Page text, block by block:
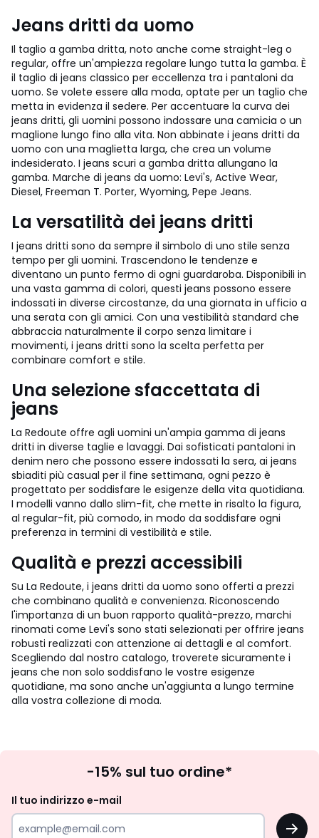
Jeans dritti da uomo
Il taglio a gamba dritta, noto anche come straight-leg o
regular, offre un'ampiezza regolare lungo tutta la gamba. È
il taglio di jeans classico per eccellenza tra i pantaloni da
uomo. Se volete essere alla moda, optate per un taglio che
metta in evidenza il sedere. Per accentuare la curva dei
jeans dritti, gli uomini possono indossare una camicia o un
maglione lungo fino alla vita. Non abbinate i jeans dritti da
uomo con una maglietta larga, che crea un volume
indesiderato. I jeans scuri a gamba dritta allungano la
gamba. Marche di jeans da uomo: Levi's, Active Wear,
Diesel, Freeman T. Porter, Wyoming, Pepe Jeans.
La versatilità dei jeans dritti
I jeans dritti sono da sempre il simbolo di uno stile senza
tempo per gli uomini. Trascendono le tendenze e
diventano un punto fermo di ogni guardaroba. Disponibili in
una vasta gamma di colori, questi jeans possono essere
indossati in diverse circostanze, da una giornata in ufficio a
una serata con gli amici. Con una vestibilità standard che
abbraccia naturalmente il corpo senza limitare i
movimenti, i jeans dritti sono la scelta perfetta per
combinare comfort e stile.
Una selezione sfaccettata di
jeans
La Redoute offre agli uomini un'ampia gamma di jeans
dritti in diverse taglie e lavaggi. Dai sofisticati pantaloni in
denim nero che possono essere indossati la sera, ai jeans
sbiaditi più casual per il fine settimana, ogni pezzo è
progettato per soddisfare le esigenze della vita quotidiana.
I modelli vanno dallo slim-fit, che mette in risalto la figura,
al regular-fit, più comodo, in modo da soddisfare ogni
preferenza in termini di vestibilità e stile.
Qualità e prezzi accessibili
Su La Redoute, i jeans dritti da uomo sono offerti a prezzi
che combinano qualità e convenienza. Riconoscendo
l'importanza di un buon rapporto qualità-prezzo, marchi
rinomati come Levi's sono stati selezionati per offrire jeans
robusti realizzati con attenzione ai dettagli e al comfort.
Scegliendo dal nostro catalogo, troverete sicuramente i
jeans che non solo soddisfano le vostre esigenze
quotidiane, ma sono anche un'aggiunta a lungo termine
alla vostra collezione di moda.
newsletter
-15% sul tuo ordine*
Il tuo indirizzo e-mail
OK